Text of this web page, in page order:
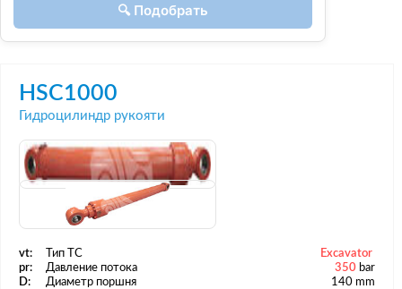
🔍 Подобрать
HSC1000
Гидроцилиндр рукояти
vt: Тип ТС
Excavator
pr:
Давление потока 350 bar
D:
Диаметр поршня
140 mm